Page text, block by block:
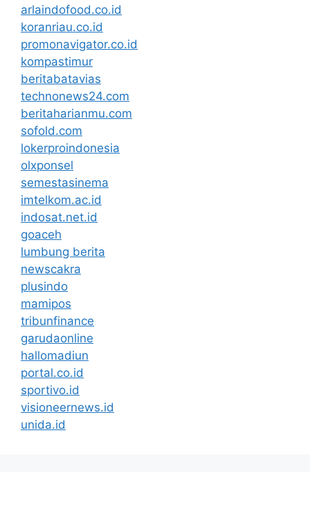
arlaindofood.co.id
koranriau.co.id
promonavigator.co.id
kompastimur
beritabatavias
technonews24.com
beritaharianmu.com
sofold.com
lokerproindonesia
olxponsel
semestasinema
imtelkom.ac.id
indosat.net.id
goaceh
lumbung berita
newscakra
plusindo
mamipos
tribunfinance
garudaonline
hallomadiun
portal.co.id
sportivo.id
visioneernews.id
unida.id